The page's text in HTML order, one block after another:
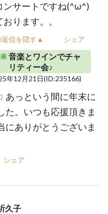
ンサートですね(^ω^)
ります。。
返信を隠す▲ シェア
音楽とワインでチャ
リティー会♪
年12月21日(ID:235166)
あっという間に年末に
た。いつも応援頂きま
にありがとうございま
シェア
久子